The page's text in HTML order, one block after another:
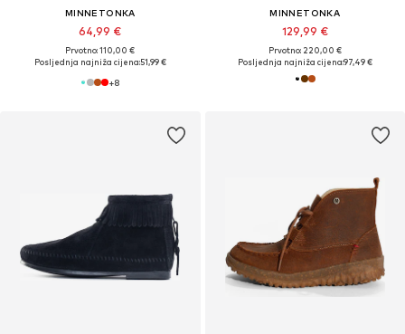
MINNETONKA
64,99 €
Prvotno: 110,00 €
Posljednja najniža cijena:51,99 €
+8
MINNETONKA
129,99 €
Prvotno: 220,00 €
Posljednja najniža cijena:97,49 €